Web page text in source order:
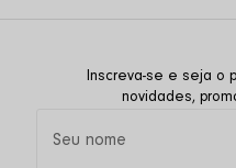
Inscreva-se e seja o
novidades,